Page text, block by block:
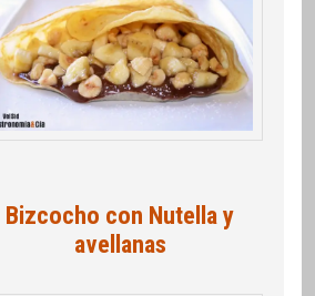
Bizcocho con Nutella y
avellanas